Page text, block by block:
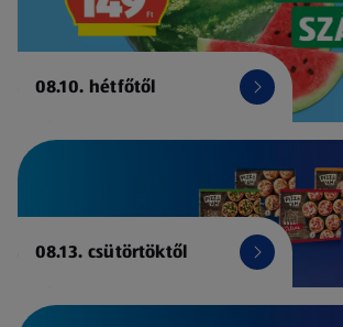
08.10. hétfőtől
08.13. csütörtöktől